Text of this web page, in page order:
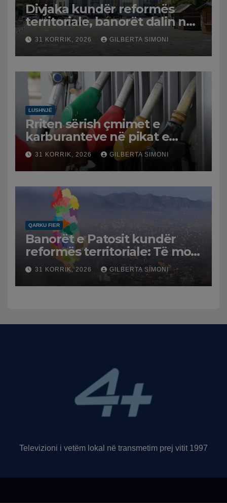
Divjaka kundër reformës
territoriale, banorët dalin në
protestë.
31 KORRIK, 2026 GILBERTA SIMONI
LUSHNJË
Rriten sërish çmimet e
karburanteve në pikat e
karburanteve në Lushnjë.
Tensionet në Lindjen e
Mesme shtrenjtojnë naftën
dhe benzinën në vend
31 KORRIK, 2026 GILBERTA SIMONI
QARKU FIER
Banorët e Patosit kundër
reformës territoriale: Të mos
humbasim identitetin e
qytetit
31 KORRIK, 2026 GILBERTA SIMONI
Televizioni i vetëm lokal në transmetim prej vitit 1997